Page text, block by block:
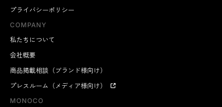
プライバシーポリシー
COMPANY
私たちについて
会社概要
商品掲載相談（ブランド様向け）
プレスルーム（メディア様向け）
MONOCO